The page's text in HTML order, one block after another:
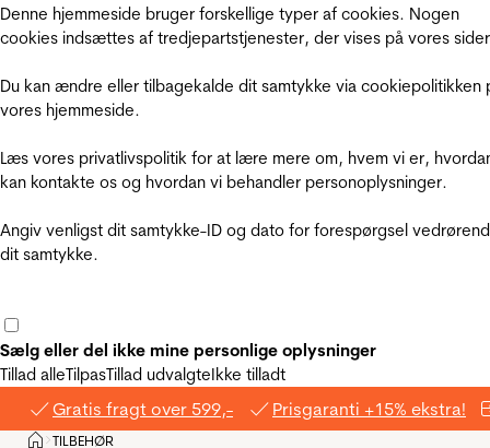
Denne hjemmeside bruger forskellige typer af cookies. Nogen
cookies indsættes af tredjepartstjenester, der vises på vores
Du kan ændre eller tilbagekalde dit samtykke via cookiepolitikken
vores hjemmeside.
Læs vores privatlivspolitik for at lære mere om, hvem vi er,
kan kontakte os og hvordan vi behandler personoplysninger.
Angiv venligst dit samtykke-ID og dato for forespørgsel
dit samtykke.
Sælg eller del ikke mine personlige oplysninger
Tillad alleTilpasTillad udvalgteIkke tilladt
Gratis fragt over 599,- Prisgaranti +15% ekstra!
Hjem
>TILBEHØR